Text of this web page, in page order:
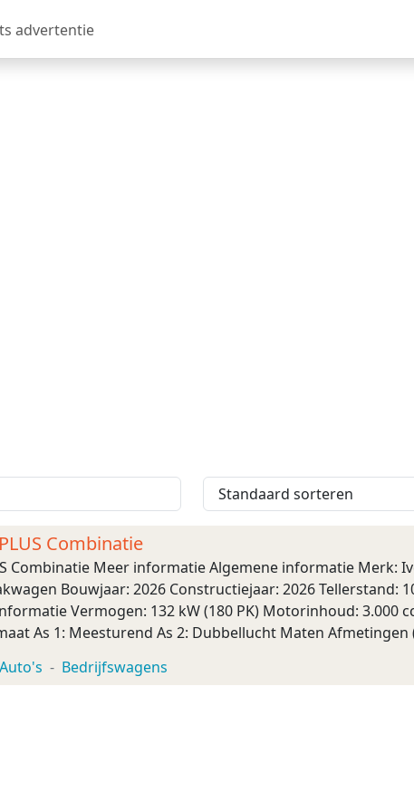
advertentie
Combinatie
Combinatie Meer informatie Algemene informatie Merk:
Bouwjaar: 2026 Constructiejaar: 2026 Tellerstand:
Vermogen: 132 kW (180 PK) Motorinhoud: 3.000
As 1: Meesturend As 2: Dubbellucht Maten Afmetingen
Auto's Bedrijfswagens